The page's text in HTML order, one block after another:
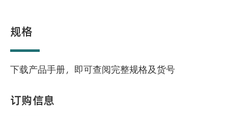
规格
下载产品手册，即可查阅完整规格及货号
订购信息